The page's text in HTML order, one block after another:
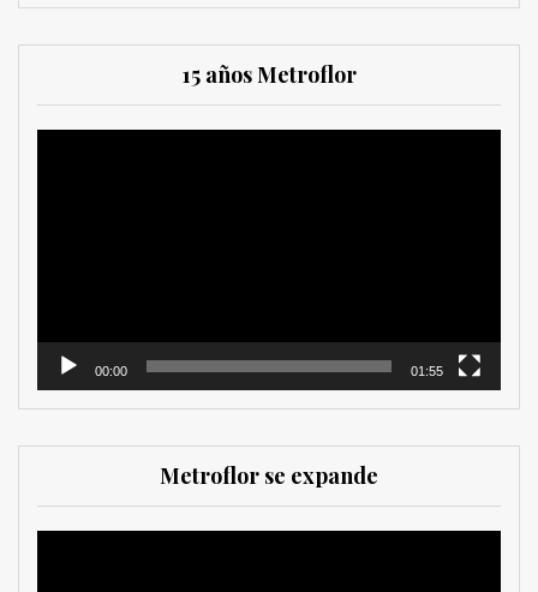
15 años Metroflor
00:00 01:55
Metroflor se expande